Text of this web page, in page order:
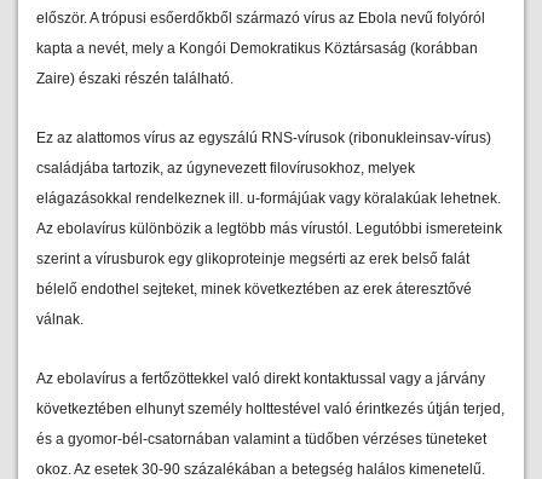
először. A trópusi esőerdőkből származó vírus az Ebola nevű folyóról
kapta a nevét, mely a Kongói Demokratikus Köztársaság (korábban
Zaire) északi részén található.
Ez az alattomos vírus az egyszálú RNS-vírusok (ribonukleinsav-vírus)
családjába tartozik, az úgynevezett filovírusokhoz, melyek
elágazásokkal rendelkeznek ill. u-formájúak vagy köralakúak lehetnek.
Az ebolavírus különbözik a legtöbb más vírustól. Legutóbbi ismereteink
szerint a vírusburok egy glikoproteinje megsérti az erek belső falát
bélelő endothel sejteket, minek következtében az erek áteresztővé
válnak.
Az ebolavírus a fertőzöttekkel való direkt kontaktussal vagy a járvány
következtében elhunyt személy holttestével való érintkezés útján terjed,
és a gyomor-bél-csatornában valamint a tüdőben vérzéses tüneteket
okoz. Az esetek 30-90 százalékában a betegség halálos kimenetelű.